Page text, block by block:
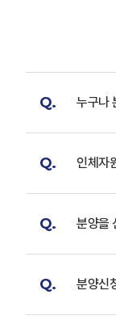
Q. 누구나
Q. 인체자
Q. 분양을
Q. 분양신